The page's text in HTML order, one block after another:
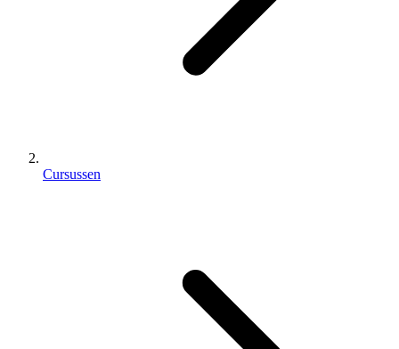
Cursussen